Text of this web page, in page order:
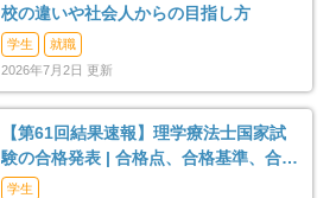
校の違いや社会人からの目指し方
学生
就職
2026年7月2日 更新
【第61回結果速報】理学療法士国家試
験の合格発表 | 合格点、合格基準、合格
率（2026年）
学生